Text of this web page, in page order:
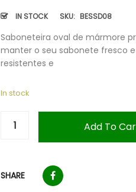
IN STOCK SKU: BESSD08
Saboneteira oval de mármore
manter o seu sabonete fresco
resistentes e
In stock
Add To
SHARE